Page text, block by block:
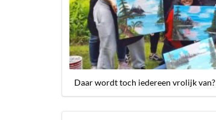
Daar wordt toch iedereen vrolijk van?